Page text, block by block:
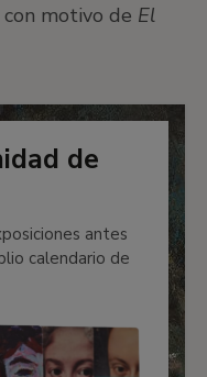
motivo de El
de
antes
calendario de